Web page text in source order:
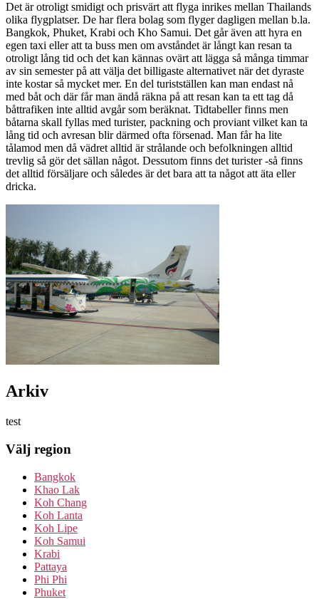
Det är otroligt smidigt och prisvärt att flyga inrikes mellan Thailands
olika flygplatser. De har flera bolag som flyger dagligen mellan b.la.
Bangkok, Phuket, Krabi och Kho Samui. Det går även att hyra en
egen taxi eller att ta buss men om avståndet är långt kan resan ta
otroligt lång tid och det kan kännas ovärt att lägga så många timmar
av sin semester på att välja det billigaste alternativet när det dyraste
inte kostar så mycket mer. En del turistställen kan man endast nå
med båt och där får man ändå räkna på att resan kan ta ett tag då
båttrafiken inte alltid avgår som beräknat. Tidtabeller finns men
båtarna skall fyllas med turister, packning och proviant vilket kan ta
lång tid och avresan blir därmed ofta försenad. Man får ha lite
tålamod men då vädret alltid är strålande och befolkningen alltid
trevlig så gör det sällan något. Dessutom finns det turister -så finns
det alltid försäljare och således är det bara att ta något att äta eller
dricka.
Arkiv
test
Välj region
Bangkok
Khao Lak
Koh Chang
Koh Lanta
Koh Lipe
Koh Samui
Krabi
Pattaya
Phi Phi
Phuket